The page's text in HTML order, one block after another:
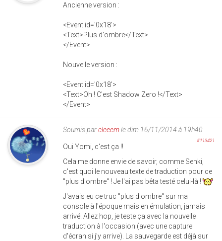
Ancienne version :
<Event id='0x18'>
<Text>Plus d'ombre</Text>
</Event>
Nouvelle version :
<Event id='0x18'>
<Text>Oh ! C'est Shadow Zero !</Text>
</Event>
Soumis parcleeemle dim 16/11/2014 à 19h40
#113421
Oui Yomi, c'est ça !!
Cela me donne envie de savoir, comme Senki,
c'est quoi le nouveau texte de traduction pour ce
"plus d'ombre" ! Je l'ai pas bêta testé celui-là !
J'avais eu ce truc "plus d'ombre" sur ma
console à l'époque mais en émulation, jamais
arrivé. Allez hop, je teste ça avec la nouvelle
traduction à l'occasion (avec une capture
d'écran si j'y arrive). La sauvegarde est déjà sur